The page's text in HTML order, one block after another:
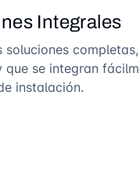
Integrales
soluciones completas,
que se integran
instalación.